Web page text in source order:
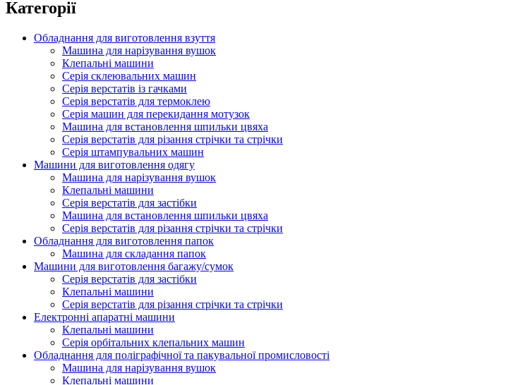
Категорії
Обладнання для виготовлення взуття
Машина для нарізування вушок
Клепальні машини
Серія склеювальних машин
Серія верстатів із гачками
Серія верстатів для термоклею
Серія машин для перекидання мотузок
Машина для встановлення шпильки цвяха
Серія верстатів для різання стрічки та стрічки
Серія штампувальних машин
Машини для виготовлення одягу
Машина для нарізування вушок
Клепальні машини
Серія верстатів для застібки
Машина для встановлення шпильки цвяха
Серія верстатів для різання стрічки та стрічки
Обладнання для виготовлення папок
Машина для складання папок
Машини для виготовлення багажу/сумок
Серія верстатів для застібки
Клепальні машини
Серія верстатів для різання стрічки та стрічки
Електронні апаратні машини
Клепальні машини
Серія орбітальних клепальних машин
Обладнання для поліграфічної та пакувальної промисловості
Машина для нарізування вушок
Клепальні машини